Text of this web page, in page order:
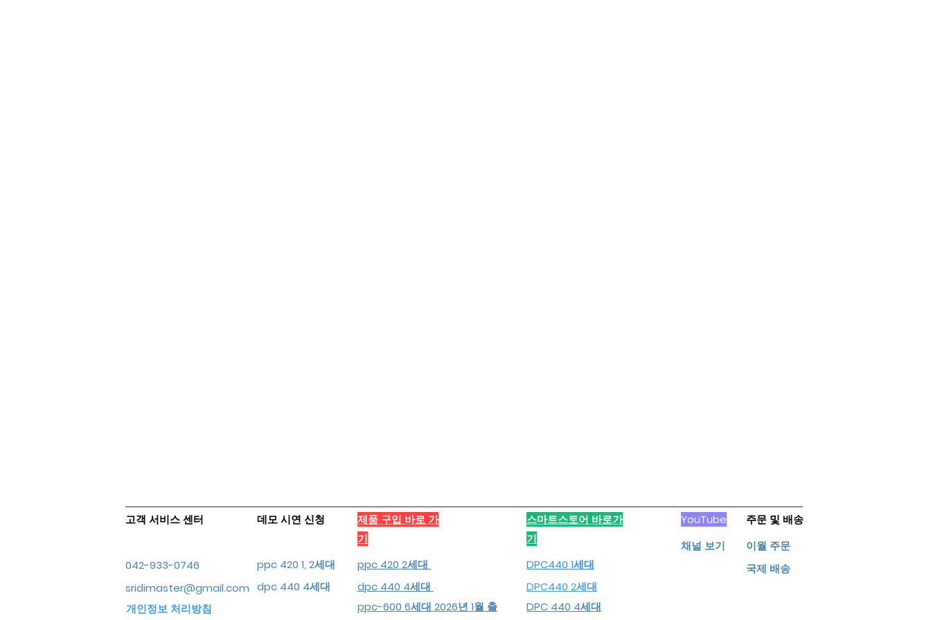
고객 서비스 센터
042-933-0746
sridimaster@gmail.com
개인정보 처리방침
데모 시연 신청
​제품 구입 바로 가
기
ppc 420 1, 2세대
dpc 440 4세대
ppc 420 2세대
dpc 440 4세대
ppc-600 6세대 2026년 1월 출
스마트스토어 바로가
기
DPC440 1세대
DPC440 2세대
DPC 440 4세대
YouTube
​채널 보기
주문 및 배송
이월 주문
​국제 배송